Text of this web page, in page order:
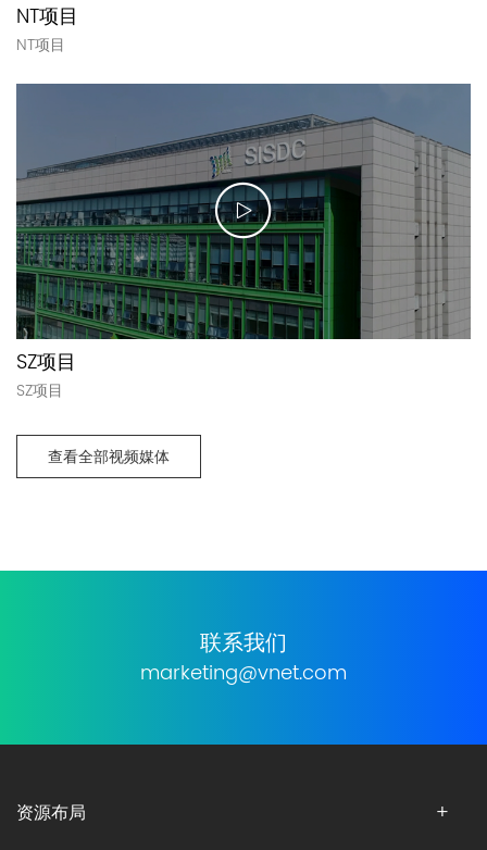
NT项目
NT项目
SZ项目
SZ项目
查看全部视频媒体
联系我们
marketing@vnet.com
资源布局